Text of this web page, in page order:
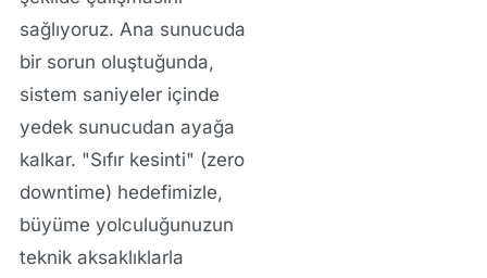
sağlıyoruz. Ana sunucuda
bir sorun oluştuğunda,
sistem saniyeler içinde
yedek sunucudan ayağa
kalkar. "Sıfır kesinti" (zero
downtime) hedefimizle,
büyüme yolculuğunuzun
teknik aksaklıklarla